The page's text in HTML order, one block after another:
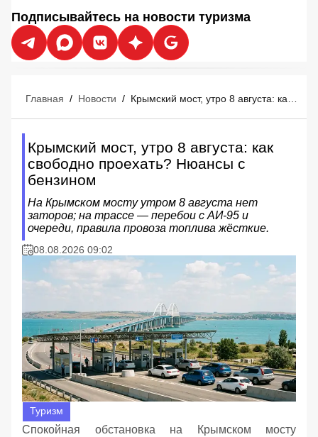
Подписывайтесь на новости туризма
Главная / Новости / Крымский мост, утро 8 августа: как свободно проехать? Нюансы с бензином
Крымский мост, утро 8 августа: как
свободно проехать? Нюансы с
бензином
На Крымском мосту утром 8 августа нет
заторов; на трассе — перебои с АИ‑95 и
очереди, правила провоза топлива жёсткие.
08.08.2026 09:02
Туризм
Спокойная обстановка на Крымском мосту